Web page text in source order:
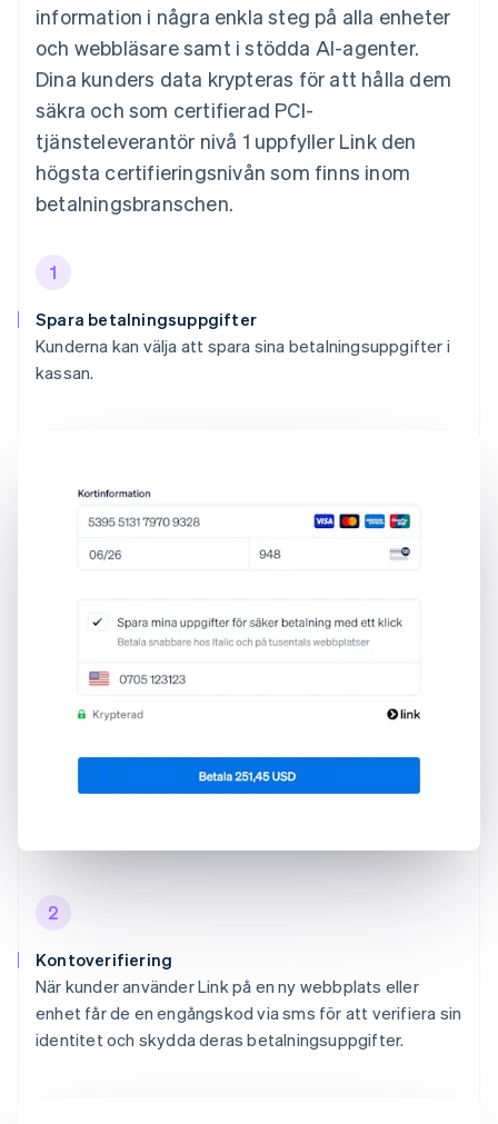
information i några enkla steg på alla enheter
och webbläsare samt i stödda AI-agenter.
Dina kunders data krypteras för att hålla dem
säkra och som certifierad PCI-
tjänsteleverantör nivå 1 uppfyller Link den
högsta certifieringsnivån som finns inom
betalningsbranschen.
1
Spara betalningsuppgifter
Kunderna kan välja att spara sina betalningsuppgifter i
kassan.
2
Kontoverifiering
När kunder använder Link på en ny webbplats eller
enhet får de en engångskod via sms för att verifiera sin
identitet och skydda deras betalningsuppgifter.